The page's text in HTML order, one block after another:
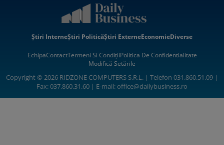
Știri InterneȘtiri PoliticăȘtiri ExterneEconomieDiverse
EchipaContactTermeni Si CondițiiPolitica De Confidentialitate
Modifică Setările
Copyright © 2026 RIDZONE COMPUTERS S.R.L. | Telefon 031.860.51.09 |
Fax: 037.860.31.60 | E-mail:office@dailybusiness.ro